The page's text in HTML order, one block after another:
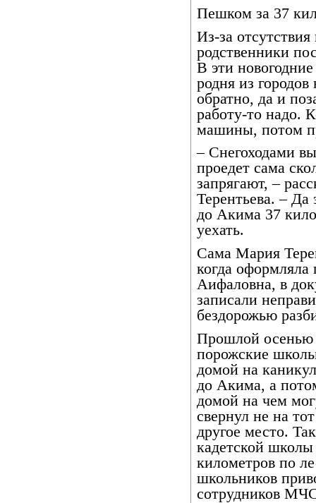
Пешком за 37
Из-за
родственники
В эти
родня из
обратно, да и
работу-то надо.
машины, потом
– Снегоходами
проедет сама
запрягают, –
Терентьева. –
до Акима 37
уехать.
Сама Мария
когда
Аифаловна, в
записали
бездорожью
Прошлой осенью
порожские
домой на
до Акима, а
домой на чем
свернул не на
другое место.
кадетской
километров по
школьников
сотрудников